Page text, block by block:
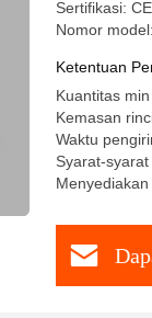
Sertifikasi: CE
Nomor
Ketentuan
Kuantitas
Kemasan
Waktu
Syarat-